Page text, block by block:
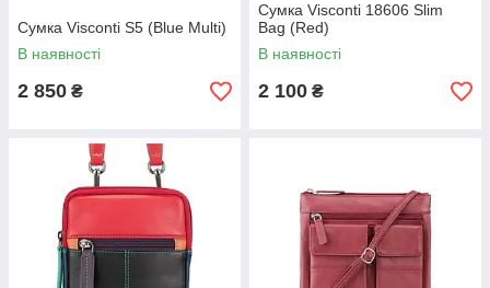
Сумка Visconti S5 (Blue Multi)
В наявності
2 850 ₴
Сумка Visconti 18606 Slim
Bag (Red)
В наявності
2 100 ₴